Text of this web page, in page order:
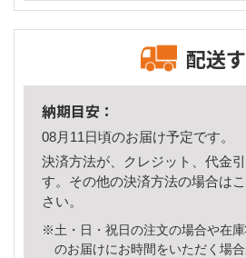
配送
納期目安：
08月11日頃のお届け予定です。
決済方法が、クレジット、代金
す。その他の決済方法の場合は
さい。
※土・日・祝日の注文の場合や在
のお届けにお時間をいただく場合